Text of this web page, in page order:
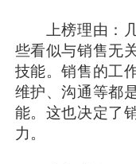
上榜理由：几
些看似与销售无
技能。销售的工
维护、沟通等都
能。这也决定了
力。